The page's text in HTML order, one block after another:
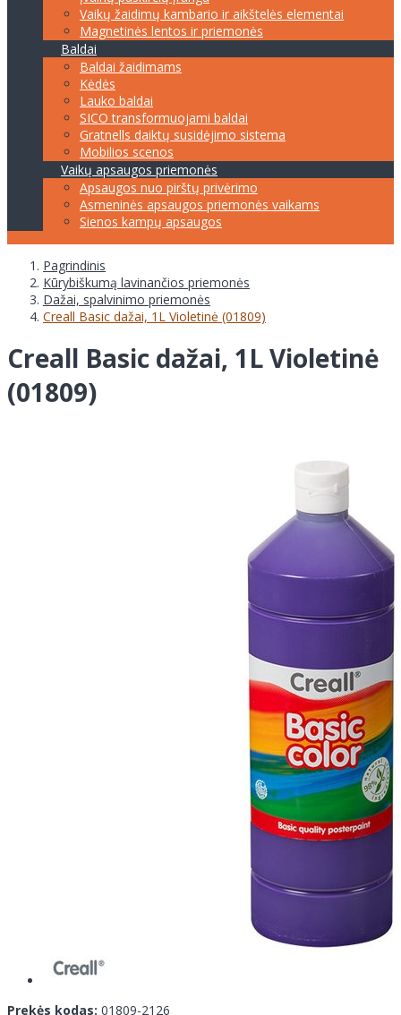
Vaikų žaidimų kambario ir aikštelės elementai
Magnetinės lentos ir priemonės
Baldai
Baldai žaidimams
Kėdės
Lauko baldai
SICO transformuojami baldai
Gratnells daiktų susidėjimo sistema
Mobilios scenos
Vaikų apsaugos priemonės
Apsaugos nuo pirštų privėrimo
Asmeninės apsaugos priemonės vaikams
Sienos kampų apsaugos
Pagrindinis
Kūrybiškumą lavinančios priemonės
Dažai, spalvinimo priemonės
Creall Basic dažai, 1L Violetinė (01809)
Creall Basic dažai, 1L Violetinė
(01809)
Prekės kodas: 01809-2126